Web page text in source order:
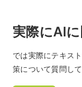
実際にAI
では実際にテキス
策について質問し